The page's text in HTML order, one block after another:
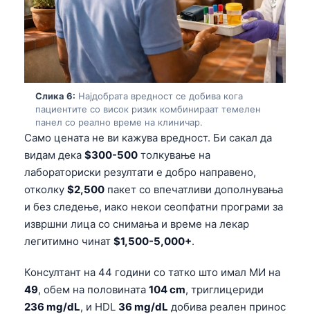
Слика 6: Најдобрата вредност се добива кога
пациентите со висок ризик комбинираат темелен
панел со реално време на клиничар.
Само цената не ви кажува вредност. Би сакал да
видам дека $300-500 толкување на
лабораториски резултати е добро направено,
отколку $2,500 пакет со впечатливи дополнувања
и без следење, иако некои сеопфатни програми за
извршни лица со снимања и време на лекар
легитимно чинат $1,500-5,000+.
Консултант на 44 години со татко што имал МИ на
49, обем на половината 104 cm, триглицериди
236 mg/dL, и HDL 36 mg/dL добива реален принос
اردو
मराठी
ગુજરાતી
ಕನ್ನಡ
Bahasa Melayu
Tiếng Việt
Tagalog
ไทย
ဗမာစာ
ភាសាខ្មែរ
Kiswahili